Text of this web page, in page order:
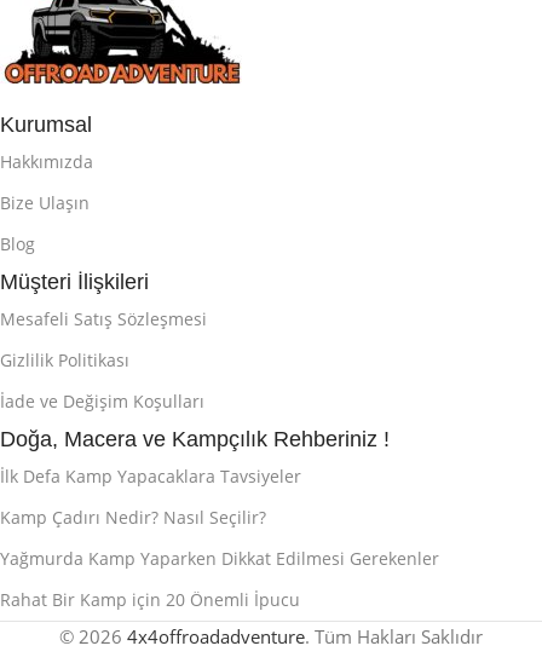
Kurumsal
Hakkımızda
Bize Ulaşın
Blog
Müşteri İlişkileri
Mesafeli Satış Sözleşmesi
Gizlilik Politikası
İade ve Değişim Koşulları
Doğa, Macera ve Kampçılık Rehberiniz !
İlk Defa Kamp Yapacaklara Tavsiyeler
Kamp Çadırı Nedir? Nasıl Seçilir?
Yağmurda Kamp Yaparken Dikkat Edilmesi Gerekenler
Rahat Bir Kamp için 20 Önemli İpucu
© 2026 4x4offroadadventure. Tüm Hakları Saklıdır